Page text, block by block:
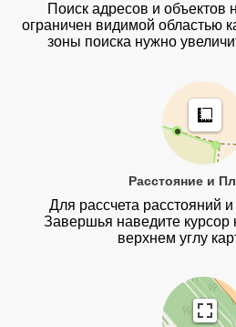
Поиск адресов и объектов
ограничен видимой областью
зоны поиска нужно
Расстояние и
Для рассчета расстояний
Завершья наведите курсор
верхнем углу